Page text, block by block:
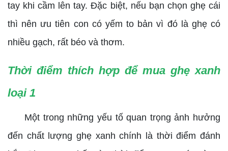
tay khi cầm lên tay. Đặc biệt, nếu bạn chọn ghẹ cái
thì nên ưu tiên con có yếm to bản vì đó là ghẹ có
nhiều gạch, rất béo và thơm.
Thời điểm thích hợp để mua ghẹ xanh
loại 1
Một trong những yếu tố quan trọng ảnh hưởng
đến chất lượng ghẹ xanh chính là thời điểm đánh